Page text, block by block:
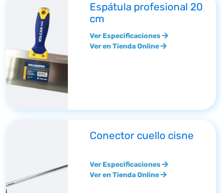
Espátula profesional 20
cm
Ver Especificaciones
Ver en Tienda Online
Conector cuello cisne
Ver Especificaciones
Ver en Tienda Online